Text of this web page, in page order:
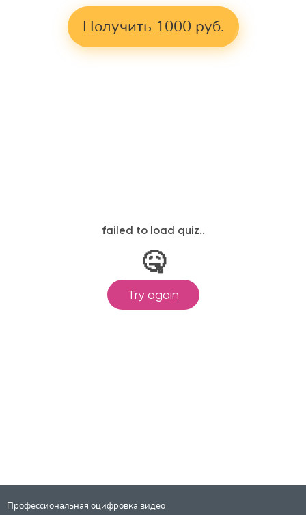
Получить 1000 руб.
Профессиональная оцифровка видео